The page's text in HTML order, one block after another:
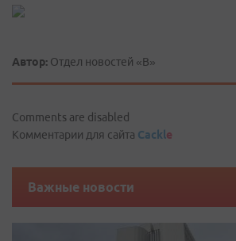
Автор: Отдел новостей «В»
Comments are disabled
Комментарии для сайта Cackle
Важные новости